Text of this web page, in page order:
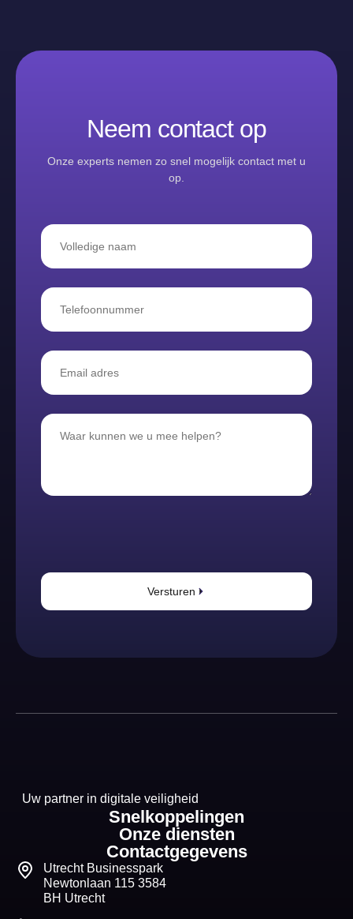
Neem contact op
Onze experts nemen zo snel mogelijk contact met u
op.
Versturen
Uw partner in digitale veiligheid
Snelkoppelingen
Onze diensten
Contactgegevens
Utrecht Businesspark
Newtonlaan 115 3584
BH Utrecht